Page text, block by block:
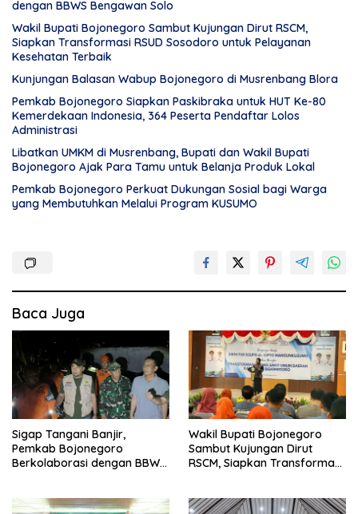
dengan BBWS Bengawan Solo
Wakil Bupati Bojonegoro Sambut Kujungan Dirut RSCM,
Siapkan Transformasi RSUD Sosodoro untuk Pelayanan
Kesehatan Terbaik
Kunjungan Balasan Wabup Bojonegoro di Musrenbang Blora
Pemkab Bojonegoro Siapkan Paskibraka untuk HUT Ke-80
Kemerdekaan Indonesia, 364 Peserta Pendaftar Lolos
Administrasi
Libatkan UMKM di Musrenbang, Bupati dan Wakil Bupati
Bojonegoro Ajak Para Tamu untuk Belanja Produk Lokal
Pemkab Bojonegoro Perkuat Dukungan Sosial bagi Warga
yang Membutuhkan Melalui Program KUSUMO
Baca Juga
Sigap Tangani Banjir,
Pemkab Bojonegoro
Berkolaborasi dengan BBWS
Wakil Bupati Bojonegoro
Sambut Kujungan Dirut
RSCM, Siapkan Transformasi
Terbaik